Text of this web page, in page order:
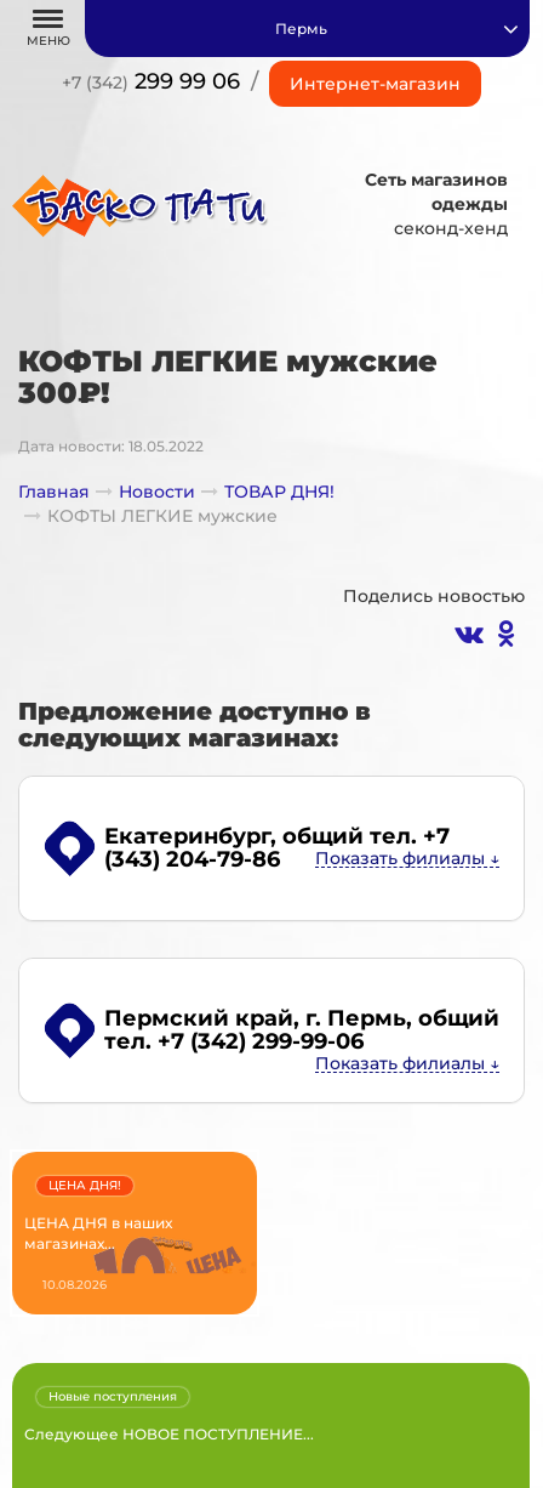
МЕНЮ
+7 (342) 299 99 06 / Интернет-магазин
Пермь
Сеть магазинов
одежды
секонд-хенд
КОФТЫ ЛЕГКИЕ мужские
300₽!
Дата новости: 18.05.2022
Главная Новости
ТОВАР ДНЯ!
КОФТЫ ЛЕГКИЕ мужские
Поделись новостью
Предложение доступно в
следующих магазинах:
Екатеринбург, общий тел. +7
(343) 204-79-86
Пермский край, г. Пермь, общий
тел. +7 (342) 299-99-06
ЦЕНА ДНЯ в наших
магазинах...
ЦЕНА ДНЯ!
10.08.2026
Следующее НОВОЕ ПОСТУПЛЕНИЕ...
Новые поступления